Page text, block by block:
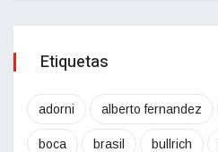
Etiquetas
adorni alberto fernandez
boca brasil bullrich